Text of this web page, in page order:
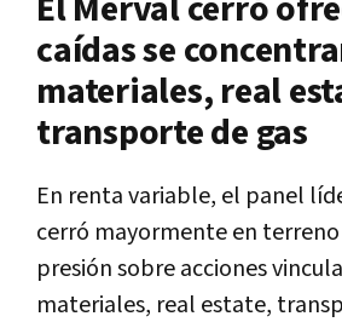
caídas se
materiales, real
transporte de gas
En renta variable, el panel
cerró mayormente en
presión sobre acciones
materiales, real estate,